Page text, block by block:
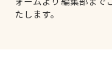
たします。